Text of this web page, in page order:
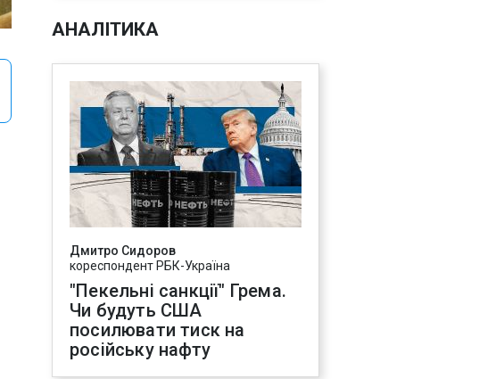
АНАЛІТИКА
Дмитро Сидоров
кореспондент РБК-Україна
"Пекельні санкції" Грема.
Чи будуть США
посилювати тиск на
російську нафту